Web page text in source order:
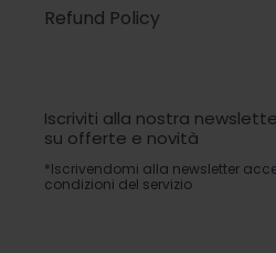
Refund Policy
Iscriviti alla nostra
su offerte e novità
*Iscrivendomi alla newsletter
condizioni del servizio